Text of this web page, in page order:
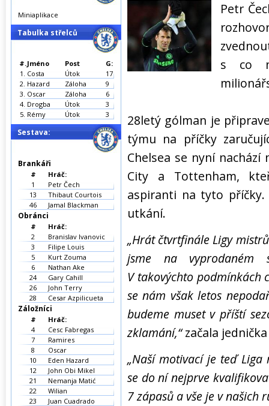
Petr
s co
28letý gólman je
týmu na příčky
Chelsea se nyní
City a Tottenham,
aspiranti na tyto příčky.
utkání.
„Hrát čtvrtfinále Ligy
jsme na vyprodaném
V takovýchto podmínkách
se nám však letos
budeme muset v příští
zklamání,“začala
„Naší motivací je teď
se do ní nejprve
7 zápasů a vše je v našich
Miniaplikace
Tabulka střelců
#.Jméno Post
G:
1. Costa Útok
17
2. Hazard Záloha
9
3. Oscar Záloha
6
4. Drogba Útok
3
5. Rémy Útok 3
Sestava:
Brankáři
#
Hráč:
1
Petr Čech
13
Thibaut Courtois
46
Jamal Blackman
Obránci
#
Hráč:
2
Branislav Ivanovic
3
Filipe Louis
5
Kurt Zouma
6
Nathan Ake
24
Gary Cahill
26
John Terry
28
Cesar Azpilicueta
Záložníci
#
Hráč:
4
Cesc Fabregas
7
Ramires
8
Oscar
10
Eden Hazard
12
John Obi Mikel
21
Nemanja Matić
22
Wilian
23
Juan Cuadrado